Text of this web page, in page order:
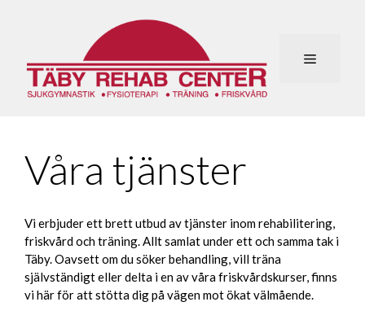
Meny
Våra tjänster
Vi erbjuder ett brett utbud av tjänster inom rehabilitering,
friskvård och träning. Allt samlat under ett och samma tak i
Täby. Oavsett om du söker behandling, vill träna
självständigt eller delta i en av våra friskvårdskurser, finns
vi här för att stötta dig på vägen mot ökat välmående.